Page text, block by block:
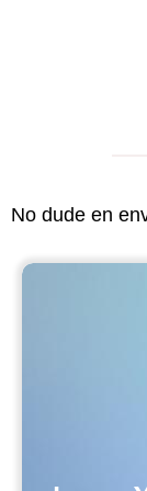
No dude en